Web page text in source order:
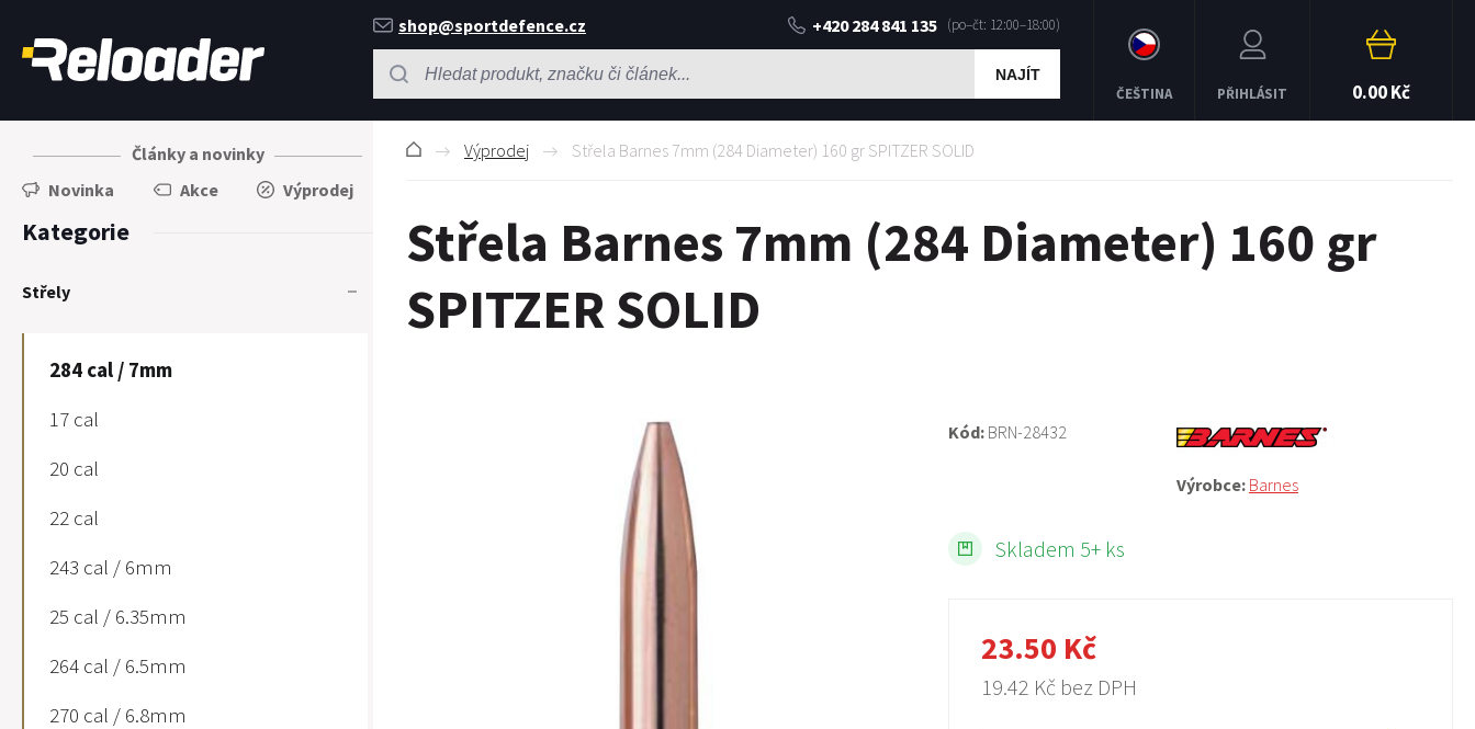
shop@sportdefence.cz +420 284 841 135
NAJÍT
ČEŠTINA PŘIHLÁSIT 0.00 Kč
Články a novinky
Novinka
Akce Výprodej
Kategorie
Střely
284 cal / 7mm
17 cal
20 cal
22 cal
243 cal / 6mm
25 cal / 6.35mm
264 cal / 6.5mm
270 cal / 6.8mm
Výprodej Střela Barnes 7mm (284 Diameter) 160 gr SPITZER SOLID
Střela Barnes 7mm (284 Diameter) 160 gr
SPITZER SOLID
Kód: BRN-28432
Výrobce: Barnes
Skladem 5+ ks
23.50 Kč
19.42 Kč bez DPH